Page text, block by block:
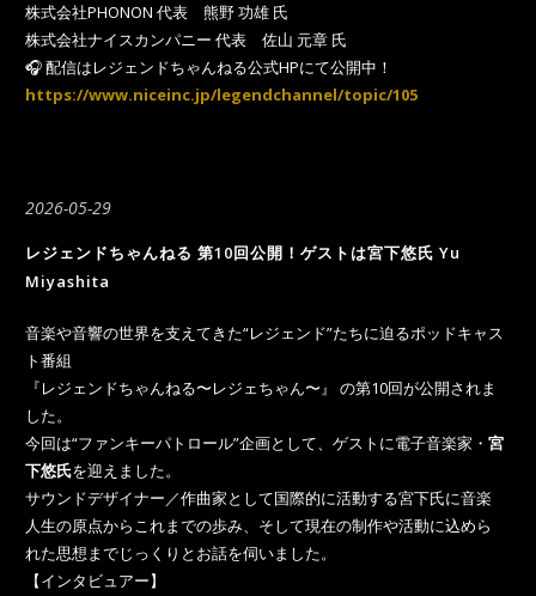
株式会社PHONON 代表 熊野 功雄 氏
株式会社ナイスカンパニー 代表 佐山 元章 氏
🎧 配信はレジェンドちゃんねる公式HPにて公開中！
https://www.niceinc.jp/legendchannel/topic/105
2026-05-29
レジェンドちゃんねる 第10回公開！ゲストは宮下悠氏 Yu
Miyashita
音楽や音響の世界を支えてきた“レジェンド”たちに迫るポッドキャス
ト番組
『レジェンドちゃんねる〜レジェちゃん〜』 の第10回が公開されま
した。
今回は“ファンキーパトロール”企画として、ゲストに電子音楽家・ 宮
下悠氏を迎えました。
サウンドデザイナー／作曲家として国際的に活動する宮下氏に音楽
人生の原点からこれまでの歩み、そして現在の制作や活動に込めら
れた思想までじっくりとお話を伺いました。
【インタビュアー】